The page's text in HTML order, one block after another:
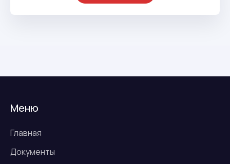
Меню
Главная
Документы